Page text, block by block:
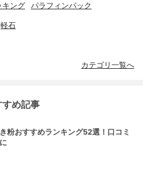
キング パラフィンパック
軽石
カテゴリ一覧へ
め記事
粉おすすめランキング52選！口コミ